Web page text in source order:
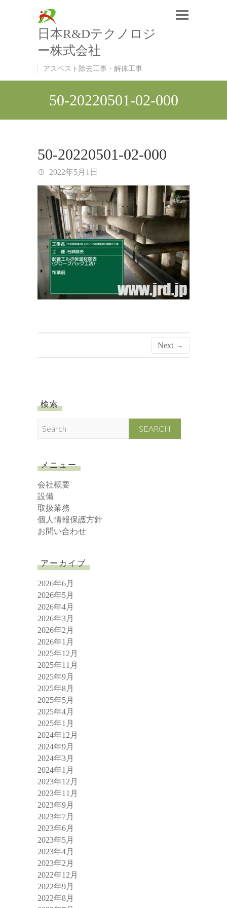
日本R&Dテクノロジ
ー株式会社
アスベスト除去工事・解体工事
50-20220501-02-000
50-20220501-02-000
2022年5月1日
Next →
検索
c
h
メニュー
会社概要
設備
取扱業務
個人情報保護方針
お問い合わせ
アーカイブ
2026年6月
2026年5月
2026年4月
2026年3月
2026年2月
2026年1月
2025年12月
2025年11月
2025年9月
2025年8月
2025年5月
2025年4月
2025年1月
2024年12月
2024年9月
2024年3月
2024年1月
2023年12月
2023年11月
2023年9月
2023年7月
2023年6月
2023年5月
2023年4月
2023年2月
2022年12月
2022年9月
2022年8月